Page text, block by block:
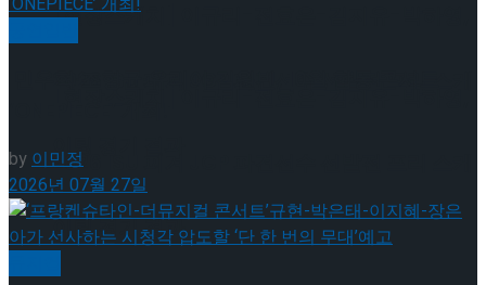
[현장스케치] 이규리-전효은-김지유-박하영,
이팅 경기 결과
2026 ISU 피겨 JGP 파견선수 선발전 프리 스케
이팅 경기 결과
by이민정
2026년 07월 27일